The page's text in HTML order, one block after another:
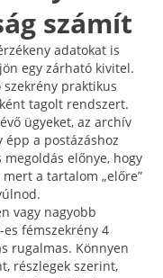
számít
adatokat is
egy zárható kivitel.
szekrény praktikus
tagolt rendszert.
ügyeket, az archív
épp a postázáshoz
előnye, hogy
a tartalom „előre”
vagy nagyobb
fémszekrény 4
rugalmas. Könnyen
részlegek szerint,